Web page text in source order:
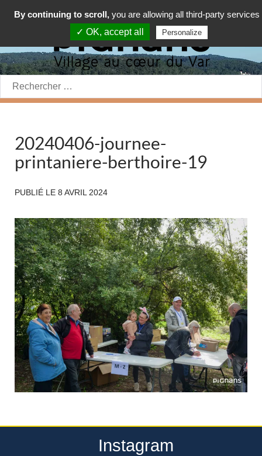
Rechercher:
20240406-journee-
printaniere-berthoire-19
PUBLIÉ LE 8 AVRIL 2024
Instagram
By continuing to scroll, you are allowing all third-party services
✓ OK, accept all
Personalize